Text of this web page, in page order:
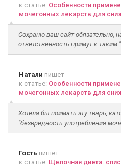
к статье: Особенности
мочегонных лекарств для
Сохраню ваш сайт обязательно,
ответственность примут к таким
Натали пишет
к статье: Особенности
мочегонных лекарств для
Хотела бы поймать эту тварь,
"безвредность употребления
Гость пишет
к статье: Щелочная диета.